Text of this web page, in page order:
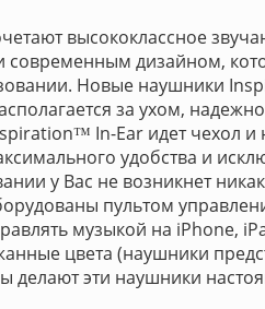
высококлассное
современным дизайном,
Новые наушники
за ухом,
In-Ear идет чехол
удобства и
у Вас не возникнет
пультом
музыкой на iPhone,
цвета (наушники
делают эти наушники